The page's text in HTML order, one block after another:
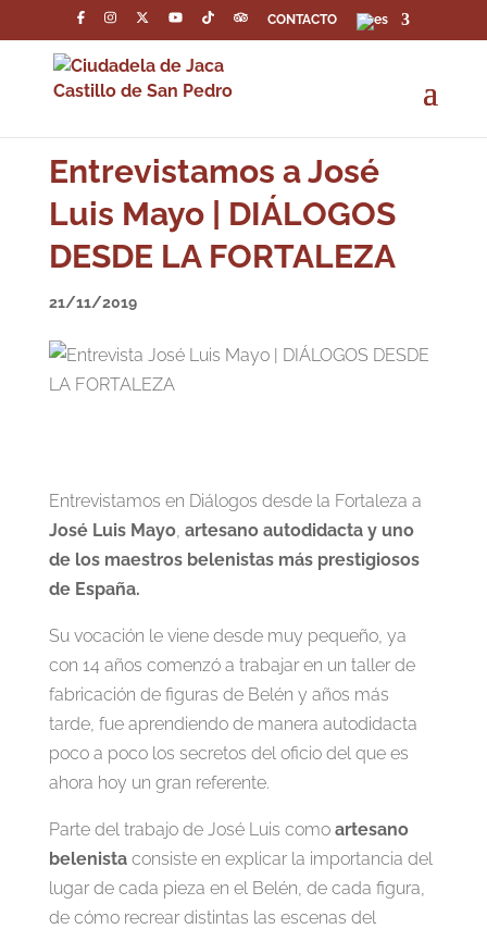
CONTACTO
Entrevistamos a José
Luis Mayo | DIÁLOGOS
DESDE LA FORTALEZA
21/11/2019
Entrevistamos en Diálogos desde la Fortaleza a
José Luis Mayo, artesano autodidacta y uno
de los maestros belenistas más prestigiosos
de España.
Su vocación le viene desde muy pequeño, ya
con 14 años comenzó a trabajar en un taller de
fabricación de figuras de Belén y años más
tarde, fue aprendiendo de manera autodidacta
poco a poco los secretos del oficio del que es
ahora hoy un gran referente.
Parte del trabajo de José Luis como artesano
belenistaconsiste en explicar la importancia del
lugar de cada pieza en el Belén, de cada figura,
de cómo recrear distintas las escenas del